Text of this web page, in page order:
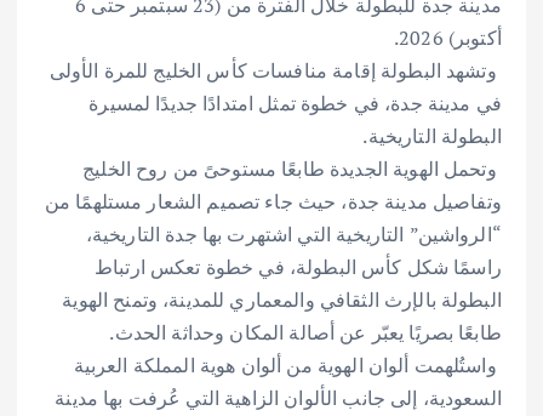
أكتوبر) 2026.
‎ وتشهد البطولة إقامة منافسات كأس الخليج للمرة الأولى
في مدينة جدة، في خطوة تمثل امتدادًا جديدًا لمسيرة
البطولة التاريخية.
‎ وتحمل الهوية الجديدة طابعًا مستوحىً من روح الخليج
وتفاصيل مدينة جدة، حيث جاء تصميم الشعار مستلهمًا من
“الرواشين” التاريخية التي اشتهرت بها جدة التاريخية،
راسمًا شكل كأس البطولة، في خطوة تعكس ارتباط
البطولة بالإرث الثقافي والمعماري للمدينة، وتمنح الهوية
طابعًا بصريًا يعبّر عن أصالة المكان وحداثة الحدث.
‎ واستُلهمت ألوان الهوية من ألوان هوية المملكة العربية
السعودية، إلى جانب الألوان الزاهية التي عُرفت بها مدينة